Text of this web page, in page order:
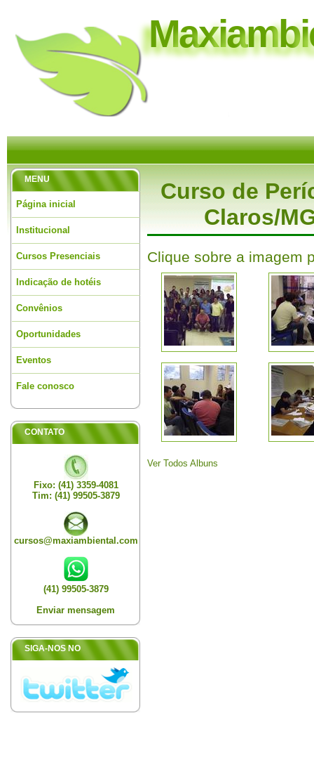
Maxiambi
MENU
Página inicial
Institucional
Cursos Presenciais
Indicação de hotéis
Convênios
Oportunidades
Eventos
Fale conosco
CONTATO
Fixo: (41) 3359-4081
Tim: (41) 99505-3879
cursos@maxiambiental.com
(41) 99505-3879
Enviar mensagem
SIGA-NOS NO
Curso de
Claros/
Clique sobre a imagem
Ver Todos Albuns